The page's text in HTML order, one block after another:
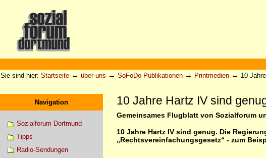
Werkzeuge
Sie sind hier: Startseite → über uns → SoFoDo-Publikationen → Printmedien → 10
Navigation
Sozialforum Dortmund
Tipps
Radio-Sendungen
10 Jahre Hartz IV sind
Gemeinsames Flugblatt von Sozialforum
10 Jahre Hartz IV sind genug. Die
„Rechtsvereinfachungsgesetz“ - zum